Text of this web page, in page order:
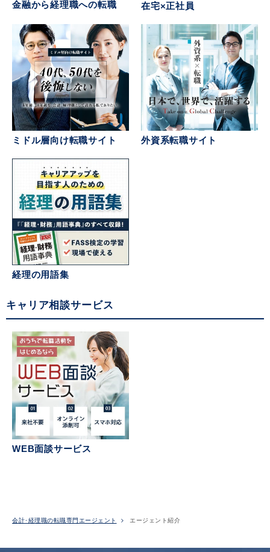
金融から経理職への転職 在宅×正社員
ミドル層向け転職サイト 外資系転職サイト
経理の用語集
キャリア相談サービス
WEB面談サービス
会計･経理職の転職専門エージェント エージェント紹介